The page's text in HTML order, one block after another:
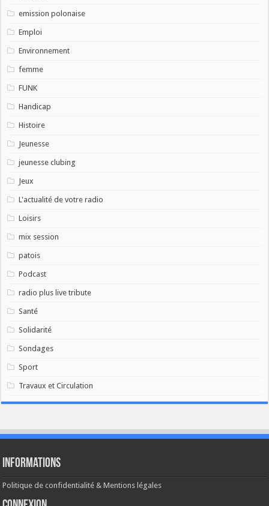
emission polonaise
Emploi
Environnement
femme
FUNK
Handicap
Histoire
Jeunesse
jeunesse clubing
Jeux
L'actualité de votre radio
Loisirs
mix session
patois
Podcast
radio plus live tribute
Santé
Solidarité
Sondages
Sport
Travaux et Circulation
Informations
Politique de confidentialité & Mentions légales